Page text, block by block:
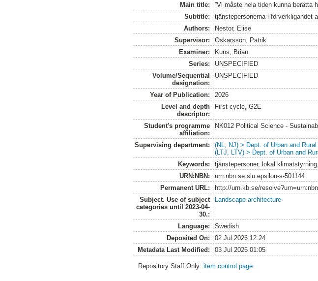
Main title:
”Vi måste hela tiden kunna berätta
Subtitle:
tjänstepersonerna i förverkligandet
Authors:
Nestor, Elise
Supervisor:
Oskarsson, Patrik
Examiner:
Kuns, Brian
Series:
UNSPECIFIED
Volume/Sequential
designation:
UNSPECIFIED
Year of Publication:
2026
Level and depth
descriptor:
First cycle, G2E
Student's programme
affiliation:
NK012 Political Science -
Supervising department:
(NL, NJ) > Dept. of Urban and
(LTJ, LTV) > Dept. of Urban and
Keywords:
tjänstepersoner, lokal
URN:NBN:
urn:nbn:se:slu:epsilon-s-501144
Permanent URL:
http://urn.kb.se/
Subject. Use of subject
categories until 2023-04-
30.:
Landscape architecture
Language:
Swedish
Deposited On:
02 Jul 2026 12:24
Metadata Last Modified:
03 Jul 2026 01:05
Repository Staff Only:item control page